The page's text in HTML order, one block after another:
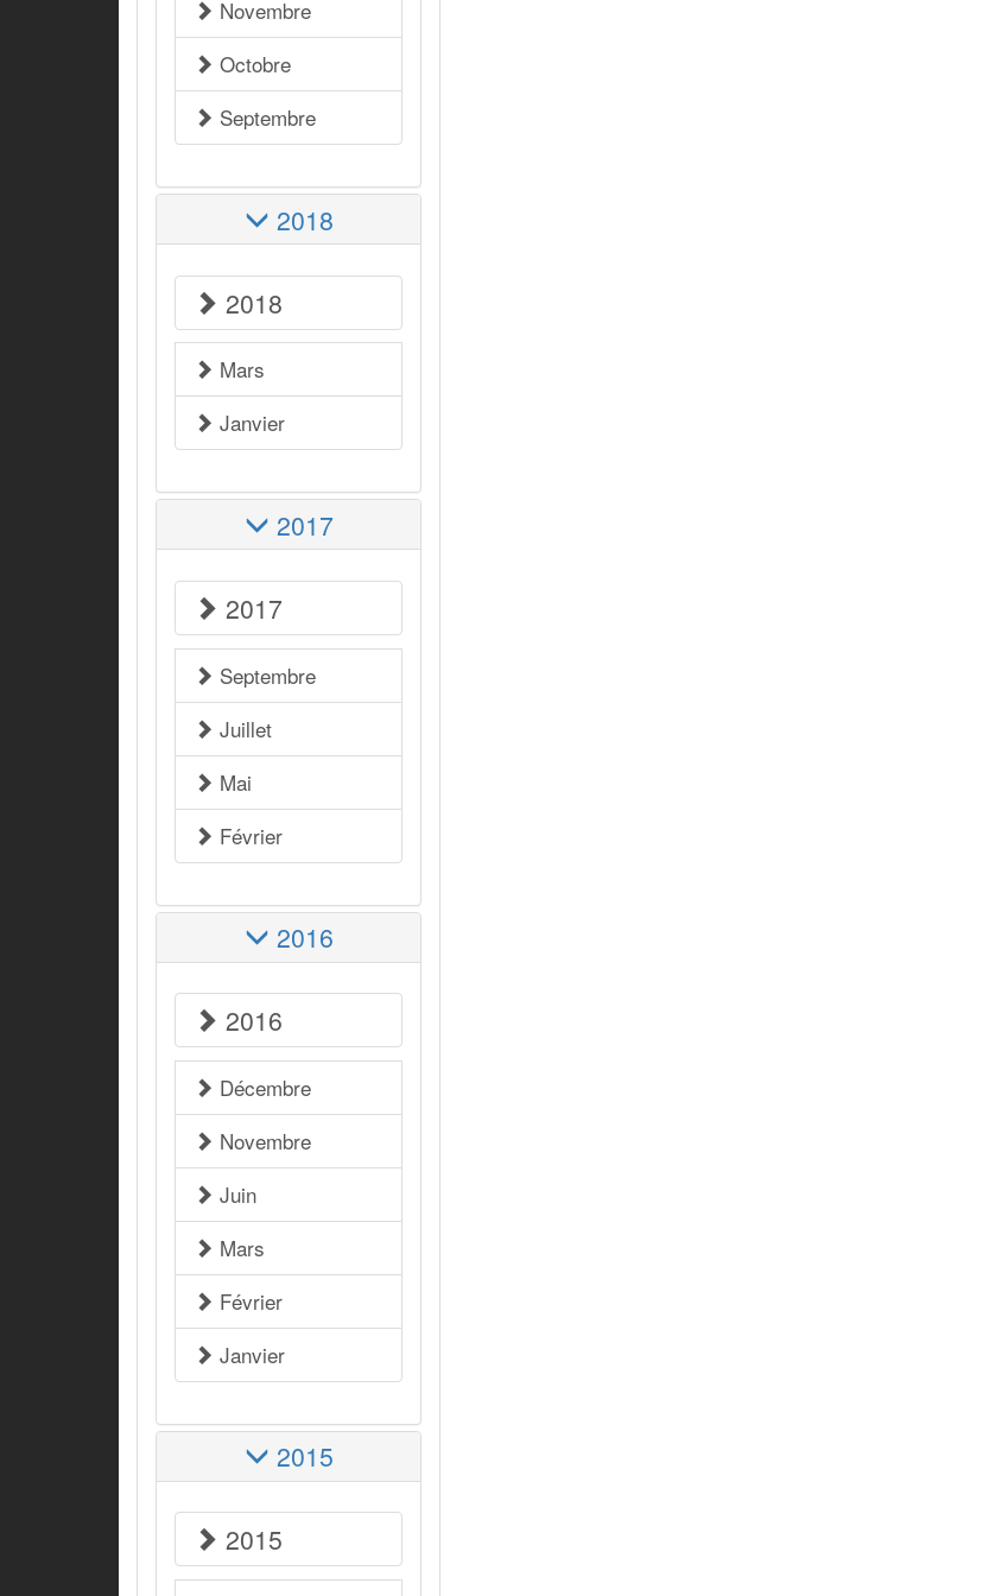
Novembre
Octobre
Septembre
2018
2018
Mars
Janvier
2017
2017
Septembre
Juillet
Mai
Février
2016
2016
Décembre
Novembre
Juin
Mars
Février
Janvier
2015
2015